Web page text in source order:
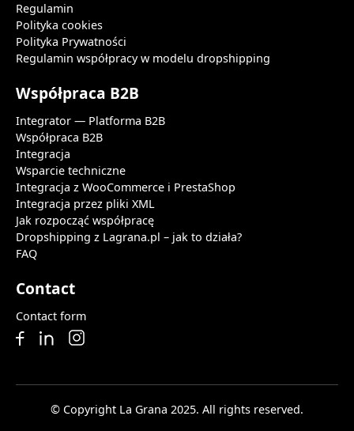
Regulamin
Polityka cookies
Polityka Prywatności
Regulamin współpracy w modelu dropshipping
Współpraca B2B
Integrator — Platforma B2B
Współpraca B2B
Integracja
Wsparcie techniczne
Integracja z WooCommerce i PrestaShop
Integracja przez pliki XML
Jak rozpocząć współpracę
Dropshipping z Lagrana.pl – jak to działa?
FAQ
Contact
Contact form
© Copyright La Grana 2025. All rights reserved.